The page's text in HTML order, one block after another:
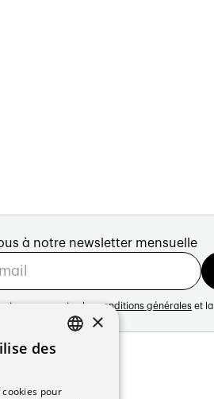
à notre newsletter mensuelle
vous acceptez les conditions générales et la
21
×
des
pour